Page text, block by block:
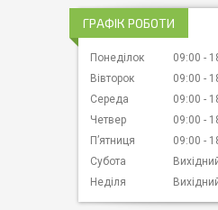
ГРАФІК РОБОТИ
Понеділок 09:00
Вівторок
09:00
Середа
09:00
Четвер
09:00
Пʼятниця
09:00
Субота
Неділя